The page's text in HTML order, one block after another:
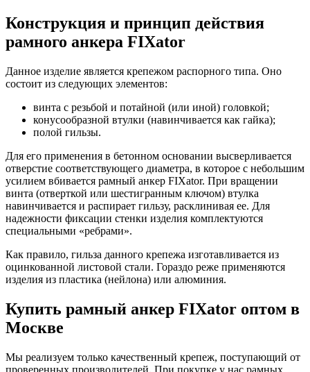
Конструкция и принцип действия
рамного анкера FIXator
Данное изделие является крепежом распорного типа. Оно
состоит из следующих элементов:
винта с резьбой и потайной (или иной) головкой;
конусообразной втулки (навинчивается как гайка);
полой гильзы.
Для его применения в бетонном основании высверливается
отверстие соответствующего диаметра, в которое с небольшим
усилием вбивается рамный анкер FIXator. При вращении
винта (отверткой или шестигранным ключом) втулка
навинчивается и распирает гильзу, расклинивая ее. Для
надежности фиксации стенки изделия комплектуются
специальными «ребрами».
Как правило, гильза данного крепежа изготавливается из
оцинкованной листовой стали. Гораздо реже применяются
изделия из пластика (нейлона) или алюминия.
Купить рамный анкер FIXator оптом в
Москве
Мы реализуем только качественный крепеж, поступающий от
проверенных производителей. При покупке у нас рамных